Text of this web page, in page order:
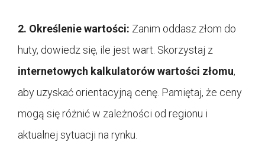
2. Określenie wartości: Zanim oddasz złom do
huty, dowiedz się, ile jest wart. Skorzystaj z
internetowych kalkulatorów wartości złomu,
aby uzyskać orientacyjną cenę. Pamiętaj, że ceny
mogą się różnić w zależności od regionu i
aktualnej sytuacji na rynku.